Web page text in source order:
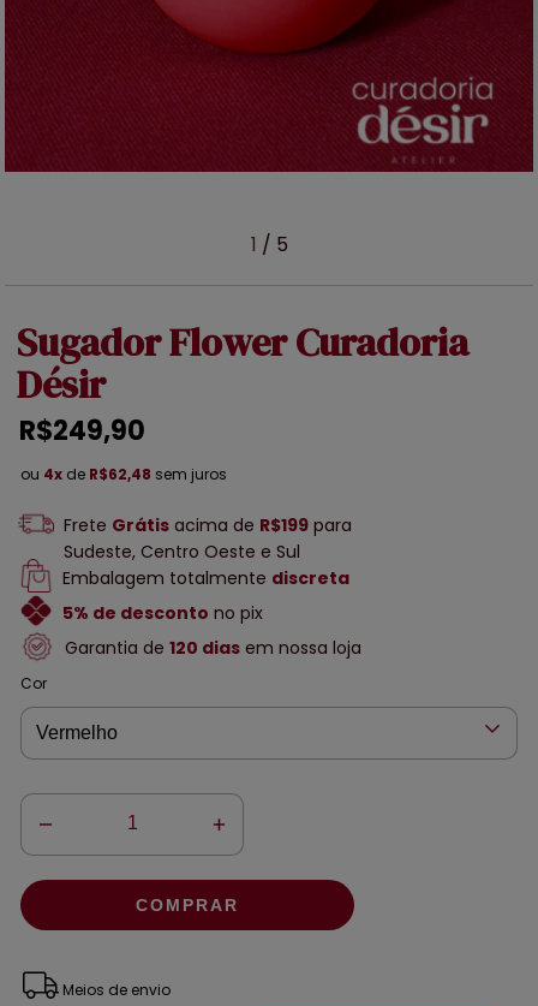
1 / 5
Sugador Flower Curadoria
Désir
R$249,90
ou 4x de R$62,48 sem juros
Frete Grátis acima de R$199 para
Sudeste, Centro Oeste e Sul
Embalagem totalmente discreta
5% de desconto no pix
Garantia de 120 dias em nossa loja
Cor
Entregas para o CEP:
Meios de envio